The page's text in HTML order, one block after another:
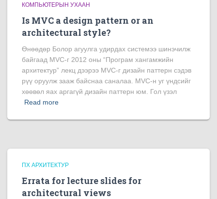
КОМПЬЮТЕРЫН УХААН
Is MVC a design pattern or an
architectural style?
Өнөөдөр Болор агуулга удирдах системээ шинэчилж
байгаад MVC-г 2012 оны “Програм хангамжийн
архитектур” лекц дээрээ MVC-г дизайн паттерн сэдэв
рүү оруулж зааж байснаа саналаа. MVC-н уг үндсийг
хөөвөл яах аргагүй дизайн паттерн юм. Гол үзэл
Read more
ПХ АРХИТЕКТУР
Errata for lecture slides for
architectural views